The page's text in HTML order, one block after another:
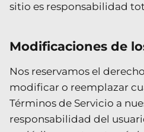
sitio es responsabilidad
Modificaciones de
Nos reservamos el
modificar o reemplazar
Términos de Servicio a
responsabilidad del